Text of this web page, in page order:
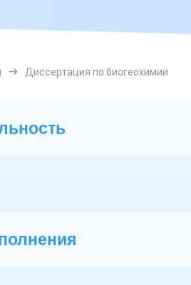
Диссертация по биогеохимии